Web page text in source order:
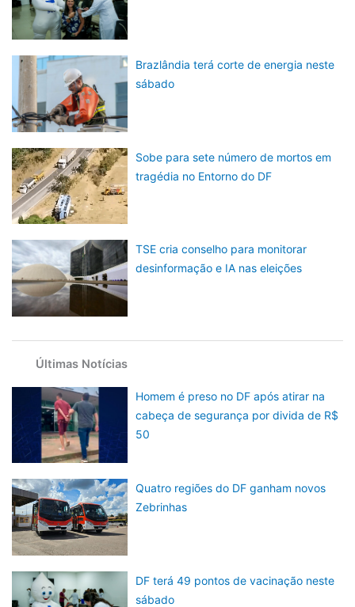
Brazlândia terá corte de energia neste
sábado
Sobe para sete número de mortos em
tragédia no Entorno do DF
TSE cria conselho para monitorar
desinformação e IA nas eleições
Últimas Notícias
Homem é preso no DF após atirar na
cabeça de segurança por divida de R$
50
Quatro regiões do DF ganham novos
Zebrinhas
DF terá 49 pontos de vacinação neste
sábado